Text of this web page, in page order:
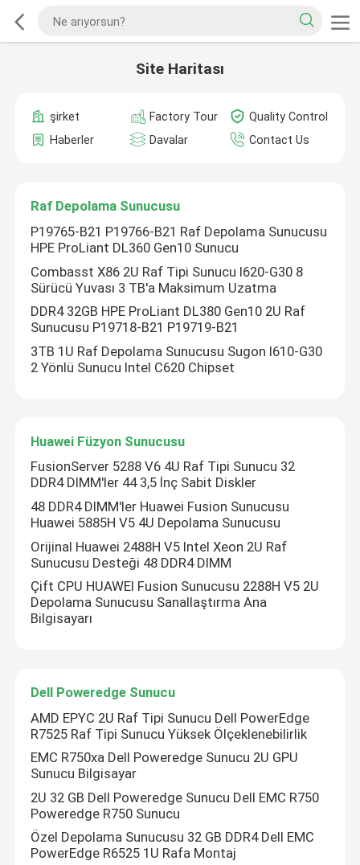
Site Haritası
şirket Factory Tour
Quality Control
Haberler
Davalar Contact Us
Raf Depolama Sunucusu
P19765-B21 P19766-B21 Raf Depolama Sunucusu
HPE ProLiant DL360 Gen10 Sunucu
Combasst X86 2U Raf Tipi Sunucu I620-G30 8
Sürücü Yuvası 3 TB'a Maksimum Uzatma
DDR4 32GB HPE ProLiant DL380 Gen10 2U Raf
Sunucusu P19718-B21 P19719-B21
3TB 1U Raf Depolama Sunucusu Sugon I610-G30
2 Yönlü Sunucu Intel C620 Chipset
Huawei Füzyon Sunucusu
FusionServer 5288 V6 4U Raf Tipi Sunucu 32
DDR4 DIMM'ler 44 3,5 İnç Sabit Diskler
48 DDR4 DIMM'ler Huawei Fusion Sunucusu
Huawei 5885H V5 4U Depolama Sunucusu
Orijinal Huawei 2488H V5 Intel Xeon 2U Raf
Sunucusu Desteği 48 DDR4 DIMM
Çift CPU HUAWEI Fusion Sunucusu 2288H V5 2U
Depolama Sunucusu Sanallaştırma Ana
Bilgisayarı
Dell Poweredge Sunucu
AMD EPYC 2U Raf Tipi Sunucu Dell PowerEdge
R7525 Raf Tipi Sunucu Yüksek Ölçeklenebilirlik
EMC R750xa Dell Poweredge Sunucu 2U GPU
Sunucu Bilgisayar
2U 32 GB Dell Poweredge Sunucu Dell EMC R750
Poweredge R750 Sunucu
Özel Depolama Sunucusu 32 GB DDR4 Dell EMC
PowerEdge R6525 1U Rafa Montaj